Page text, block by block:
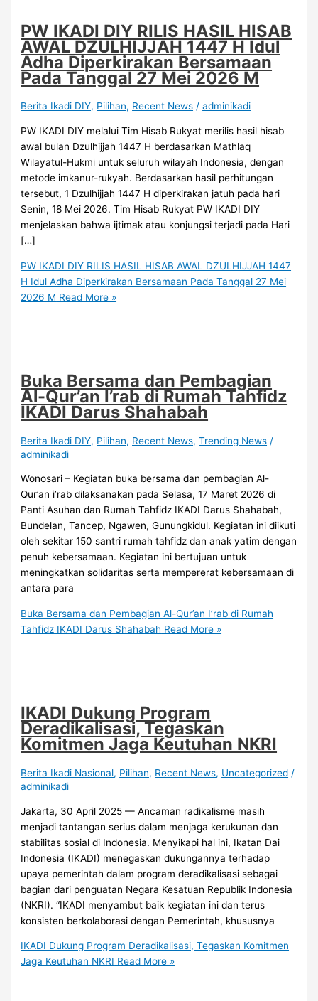
PW IKADI DIY RILIS HASIL HISAB
AWAL DZULHIJJAH 1447 H Idul
Adha Diperkirakan Bersamaan
Pada Tanggal 27 Mei 2026 M
Berita Ikadi DIY, Pilihan, Recent News /adminikadi
PW IKADI DIY melalui Tim Hisab Rukyat merilis hasil hisab
awal bulan Dzulhijjah 1447 H berdasarkan Mathlaq
Wilayatul-Hukmi untuk seluruh wilayah Indonesia, dengan
metode imkanur-rukyah. Berdasarkan hasil perhitungan
tersebut, 1 Dzulhijjah 1447 H diperkirakan jatuh pada hari
Senin, 18 Mei 2026. Tim Hisab Rukyat PW IKADI DIY
menjelaskan bahwa ijtimak atau konjungsi terjadi pada Hari
[…]
PW IKADI DIY RILIS HASIL HISAB AWAL DZULHIJJAH 1447
H Idul Adha Diperkirakan Bersamaan Pada Tanggal 27 Mei
2026 M Read More »
Buka Bersama dan Pembagian
Al-Qur’an I’rab di Rumah Tahfidz
IKADI Darus Shahabah
Berita Ikadi DIY, Pilihan, Recent News,Trending News /
adminikadi
Wonosari – Kegiatan buka bersama dan pembagian Al-
Qur’an i’rab dilaksanakan pada Selasa, 17 Maret 2026 di
Panti Asuhan dan Rumah Tahfidz IKADI Darus Shahabah,
Bundelan, Tancep, Ngawen, Gunungkidul. Kegiatan ini diikuti
oleh sekitar 150 santri rumah tahfidz dan anak yatim dengan
penuh kebersamaan. Kegiatan ini bertujuan untuk
meningkatkan solidaritas serta mempererat kebersamaan di
antara para
Buka Bersama dan Pembagian Al-Qur’an I’rab di Rumah
Tahfidz IKADI Darus Shahabah Read More »
IKADI Dukung Program
Deradikalisasi, Tegaskan
Komitmen Jaga Keutuhan NKRI
Berita Ikadi Nasional, Pilihan, Recent News, Uncategorized /
adminikadi
Jakarta, 30 April 2025 — Ancaman radikalisme masih
menjadi tantangan serius dalam menjaga kerukunan dan
stabilitas sosial di Indonesia. Menyikapi hal ini, Ikatan Dai
Indonesia (IKADI) menegaskan dukungannya terhadap
upaya pemerintah dalam program deradikalisasi sebagai
bagian dari penguatan Negara Kesatuan Republik Indonesia
(NKRI). “IKADI menyambut baik kegiatan ini dan terus
konsisten berkolaborasi dengan Pemerintah, khususnya
IKADI Dukung Program Deradikalisasi, Tegaskan Komitmen
Jaga Keutuhan NKRI Read More »